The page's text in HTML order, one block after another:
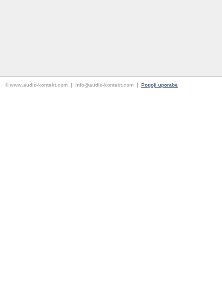
© www.audio-kontakt.com | info@audio-kontakt.com | Pogoji uporabe